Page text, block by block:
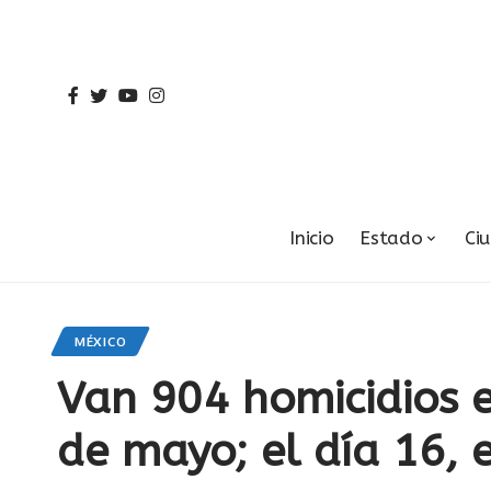
Inicio Estado
MÉXICO
Van 904 homicidios
de mayo; el día 16,